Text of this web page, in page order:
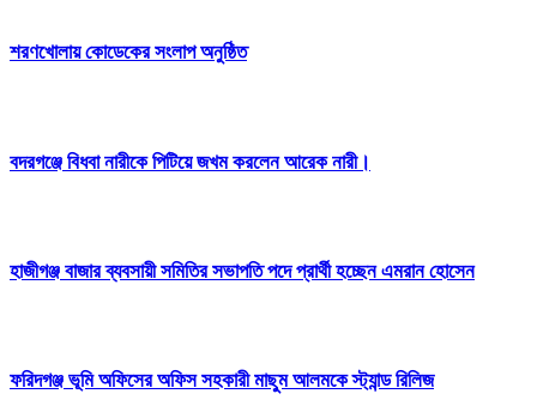
শরণখোলায় কোডেকের সংলাপ অনুষ্ঠিত
বদরগঞ্জে বিধবা নারীকে পিটিয়ে জখম করলেন আরেক নারী।
হাজীগঞ্জ বাজার ব্যবসায়ী সমিতির সভাপতি পদে প্রার্থী হচ্ছেন এমরান হোসেন
ফরিদগঞ্জ ভূমি অফিসের অফিস সহকারী মাছুম আলমকে স্ট্যান্ড রিলিজ